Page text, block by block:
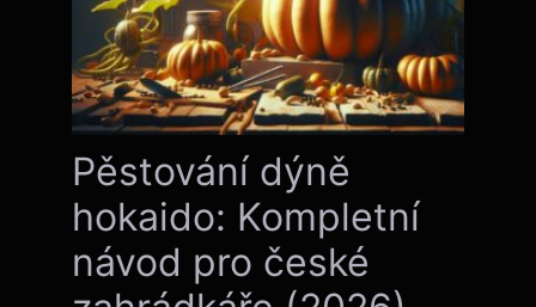
Pěstování dýně
hokaido: Kompletní
návod pro české